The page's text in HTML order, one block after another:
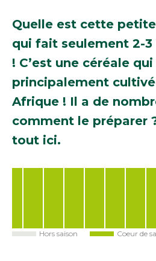
Quelle est cette
qui fait seulement 2-
! C’est une céréale
principalement
Afrique ! Il a de
comment le préparer
tout ici.
Hors saison Coeur de